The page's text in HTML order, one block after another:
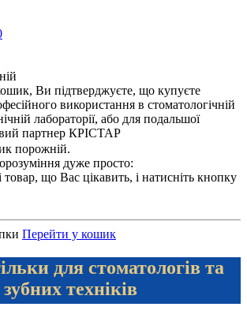
Ви підтверджуєте, що купуєте
використання в стоматологічній
лабораторії, або для подальшої
партнер КРІСТАР
порожній.
дуже просто:
товар, що Вас цікавить, і натисніть кнопку
Перейти у кошик
для стоматологів та
зубних техніків